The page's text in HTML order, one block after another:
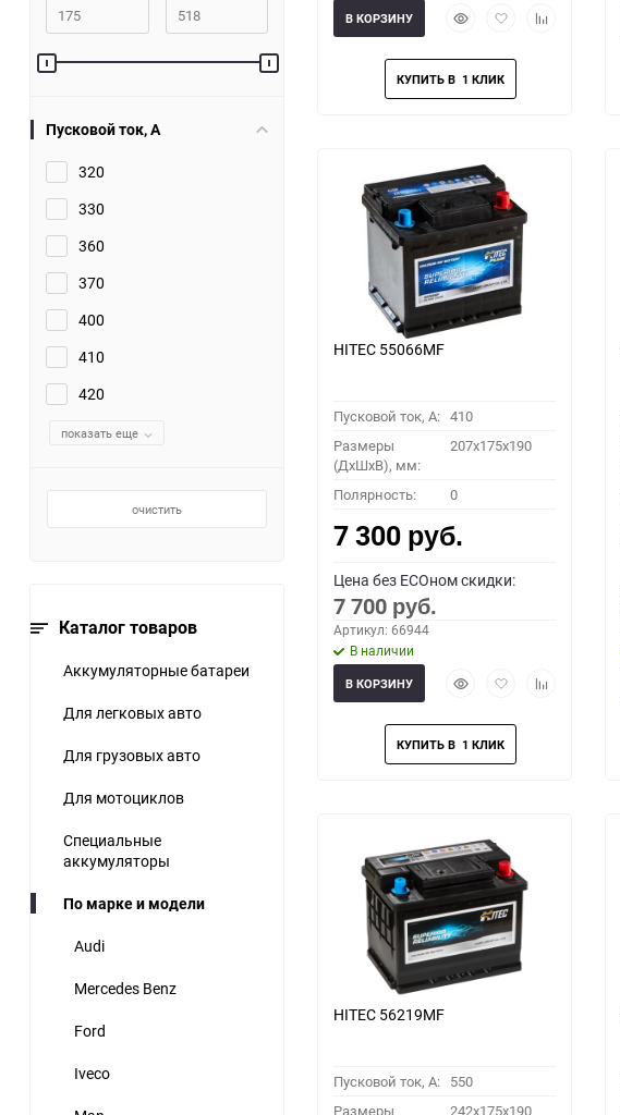
Пусковой ток, A
320
330
360
370
400
410
420
показать еще
очистить
Каталог товаров
Аккумуляторные батареи
Для легковых авто
Для грузовых авто
Для мотоциклов
Специальные
аккумуляторы
По марке и модели
Audi
Mercedes Benz
Ford
Iveco
БыстрыйДобавить
избранное
Добавить
В КОРЗИНУ
HITEC 55066MF
Пусковой ток, A: 410
Размеры
(ДхШхВ), мм:
207x175x190
Полярность: 0
7 300 руб.
Цена без ECOном скидки:
7 700 руб.
Артикул: 66944
В наличии
БыстрыйДобавить
избранное
Добавить
В КОРЗИНУ
HITEC 56219MF
Пусковой ток, A: 550